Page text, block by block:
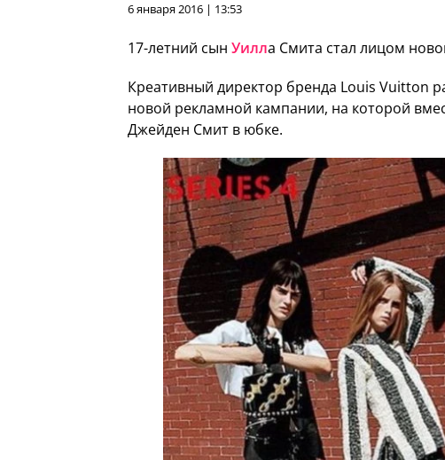
6 января 2016 | 13:53
17-летний сын Уилла Смита стал лицом
Креативный директор бренда Louis Vuitton
новой рекламной кампании, на которой
Джейден Смит в юбке.